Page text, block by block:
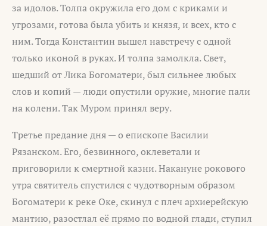
за идолов. Толпа окружила его дом с криками и
угрозами, готова была убить и князя, и всех, кто с
ним. Тогда Константин вышел навстречу с одной
только иконой в руках. И толпа замолкла. Свет,
шедший от Лика Богоматери, был сильнее любых
слов и копий — люди опустили оружие, многие пали
на колени. Так Муром принял веру.
Третье предание дня — о епископе Василии
Рязанском. Его, безвинного, оклеветали и
приговорили к смертной казни. Накануне рокового
утра святитель спустился с чудотворным образом
Богоматери к реке Оке, скинул с плеч архиерейскую
мантию, разостлал её прямо по водной глади, ступил